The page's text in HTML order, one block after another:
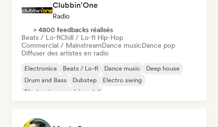
Clubbin'One
Radio
> 4800 feedbacks réalisés
Beats / Lo-fiChill / Lo-fi Hip-Hop
Commercial / MainstreamDance musicDance pop
Diffuser des artistes en radio
Electronica Beats / Lo-fi Dance music
Deep house
Drum and Bass
Dubstep
Electro swing
Electronique expérimental